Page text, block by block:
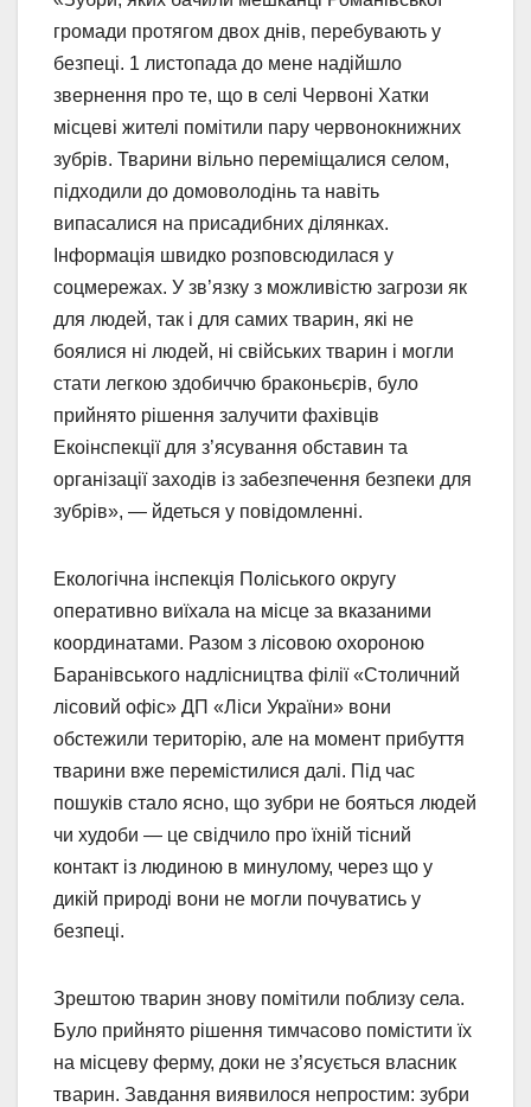
громади протягом двох днів, перебувають у
безпеці. 1 листопада до мене надійшло
звернення про те, що в селі Червоні Хатки
місцеві жителі помітили пару червонокнижних
зубрів. Тварини вільно переміщалися селом,
підходили до домоволодінь та навіть
випасалися на присадибних ділянках.
Інформація швидко розповсюдилася у
соцмережах. У зв’язку з можливістю загрози як
для людей, так і для самих тварин, які не
боялися ні людей, ні свійських тварин і могли
стати легкою здобиччю браконьєрів, було
прийнято рішення залучити фахівців
Екоінспекції для з’ясування обставин та
організації заходів із забезпечення безпеки для
зубрів», — йдеться у повідомленні.
Екологічна інспекція Поліського округу
оперативно виїхала на місце за вказаними
координатами. Разом з лісовою охороною
Баранівського надлісництва філії «Столичний
лісовий офіс» ДП «Ліси України» вони
обстежили територію, але на момент прибуття
тварини вже перемістилися далі. Під час
пошуків стало ясно, що зубри не бояться людей
чи худоби — це свідчило про їхній тісний
контакт із людиною в минулому, через що у
дикій природі вони не могли почуватись у
безпеці.
Зрештою тварин знову помітили поблизу села.
Було прийнято рішення тимчасово помістити їх
на місцеву ферму, доки не з’ясується власник
тварин. Завдання виявилося непростим: зубри